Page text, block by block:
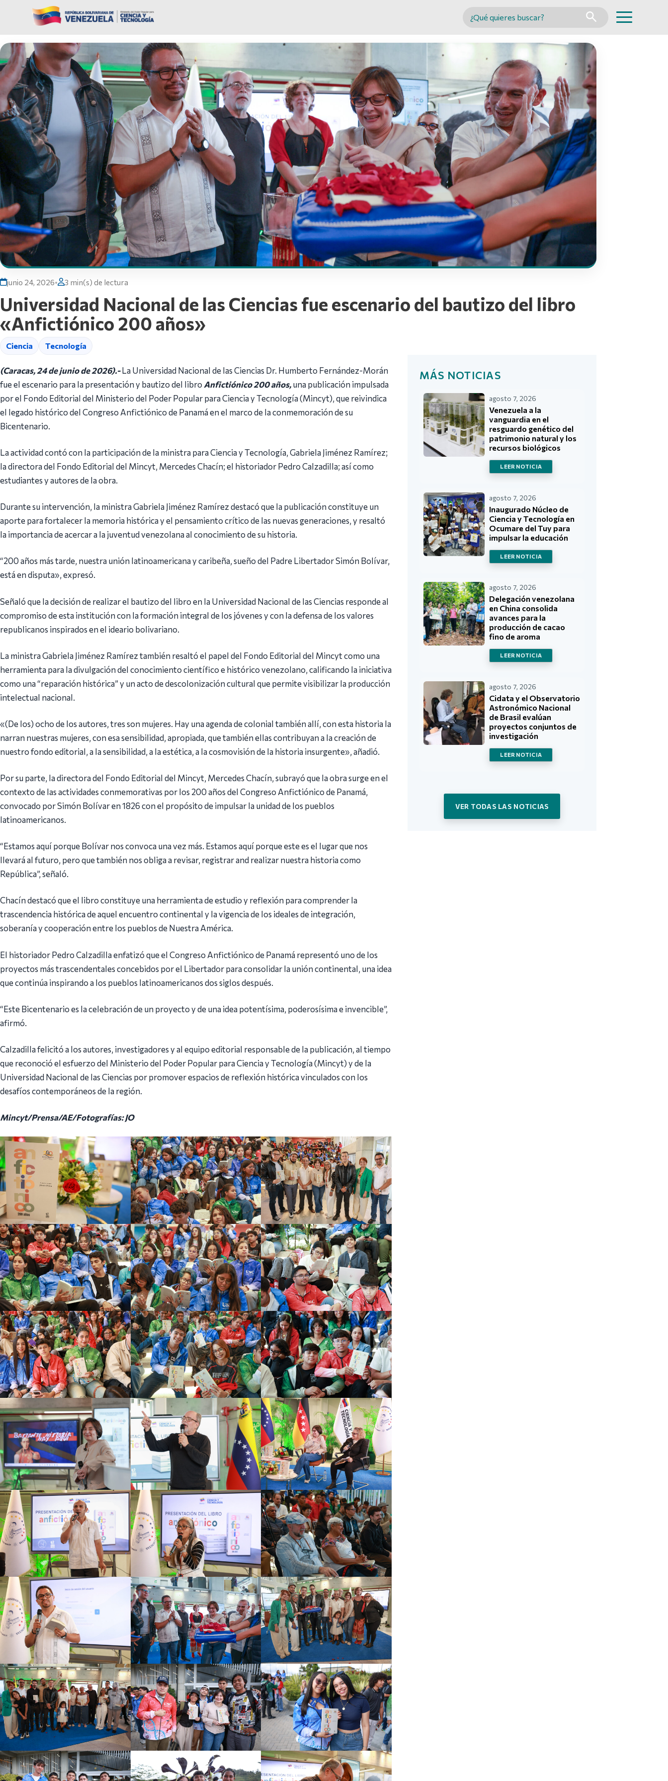
Buscar en MINCYT
junio 24, 2026• 3 min(s) de lectura
Universidad Nacional de las Ciencias fue escenario del bautizo del libro
«Anfictiónico 200 años»
Ciencia Tecnología
(Caracas, 24 de junio de 2026).-La Universidad Nacional de las Ciencias Dr. Humberto Fernández-Morán
fue el escenario para la presentación y bautizo del libro Anfictiónico 200 años, una publicación impulsada
por el Fondo Editorial del Ministerio del Poder Popular para Ciencia y Tecnología (Mincyt), que reivindica
el legado histórico del Congreso Anfictiónico de Panamá en el marco de la conmemoración de su
Bicentenario.
La actividad contó con la participación de la ministra para Ciencia y Tecnología, Gabriela Jiménez Ramírez;
la directora del Fondo Editorial del Mincyt, Mercedes Chacín; el historiador Pedro Calzadilla; así como
estudiantes y autores de la obra.
Durante su intervención, la ministra Gabriela Jiménez Ramírez destacó que la publicación constituye un
aporte para fortalecer la memoria histórica y el pensamiento crítico de las nuevas generaciones, y resaltó
la importancia de acercar a la juventud venezolana al conocimiento de su historia.
“200 años más tarde, nuestra unión latinoamericana y caribeña, sueño del Padre Libertador Simón Bolívar,
está en disputa», expresó.
Señaló que la decisión de realizar el bautizo del libro en la Universidad Nacional de las Ciencias responde al
compromiso de esta institución con la formación integral de los jóvenes y con la defensa de los valores
republicanos inspirados en el ideario bolivariano.
La ministra Gabriela Jiménez Ramírez también resaltó el papel del Fondo Editorial del Mincyt como una
herramienta para la divulgación del conocimiento científico e histórico venezolano, calificando la iniciativa
como una “reparación histórica” y un acto de descolonización cultural que permite visibilizar la producción
intelectual nacional.
«(De los) ocho de los autores, tres son mujeres. Hay una agenda de colonial también allí, con esta historia la
narran nuestras mujeres, con esa sensibilidad, apropiada, que también ellas contribuyan a la creación de
nuestro fondo editorial, a la sensibilidad, a la estética, a la cosmovisión de la historia insurgente», añadió.
Por su parte, la directora del Fondo Editorial del Mincyt, Mercedes Chacín, subrayó que la obra surge en el
contexto de las actividades conmemorativas por los 200 años del Congreso Anfictiónico de Panamá,
convocado por Simón Bolívar en 1826 con el propósito de impulsar la unidad de los pueblos
latinoamericanos.
“Estamos aquí porque Bolívar nos convoca una vez más. Estamos aquí porque este es el lugar que nos
llevará al futuro, pero que también nos obliga a revisar, registrar and realizar nuestra historia como
República”, señaló.
Chacín destacó que el libro constituye una herramienta de estudio y reflexión para comprender la
trascendencia histórica de aquel encuentro continental y la vigencia de los ideales de integración,
soberanía y cooperación entre los pueblos de Nuestra América.
El historiador Pedro Calzadilla enfatizó que el Congreso Anfictiónico de Panamá representó uno de los
proyectos más trascendentales concebidos por el Libertador para consolidar la unión continental, una idea
que continúa inspirando a los pueblos latinoamericanos dos siglos después.
“Este Bicentenario es la celebración de un proyecto y de una idea potentísima, poderosísima e invencible”,
afirmó.
Calzadilla felicitó a los autores, investigadores y al equipo editorial responsable de la publicación, al tiempo
que reconoció el esfuerzo del Ministerio del Poder Popular para Ciencia y Tecnología (Mincyt) y de la
Universidad Nacional de las Ciencias por promover espacios de reflexión histórica vinculados con los
desafíos contemporáneos de la región.
Mincyt/Prensa/AE/Fotografías: JO
MÁS NOTICIAS
agosto 7, 2026
Venezuela a la
vanguardia en el
resguardo genético del
patrimonio natural y los
recursos biológicos
LEER NOTICIA
agosto 7, 2026
Inaugurado Núcleo de
Ciencia y Tecnología en
Ocumare del Tuy para
impulsar la educación
LEER NOTICIA
agosto 7, 2026
Delegación venezolana
en China consolida
avances para la
producción de cacao
fino de aroma
LEER NOTICIA
agosto 7, 2026
Cidata y el Observatorio
Astronómico Nacional
de Brasil evalúan
proyectos conjuntos de
investigación
LEER NOTICIA
VER TODAS LAS NOTICIAS